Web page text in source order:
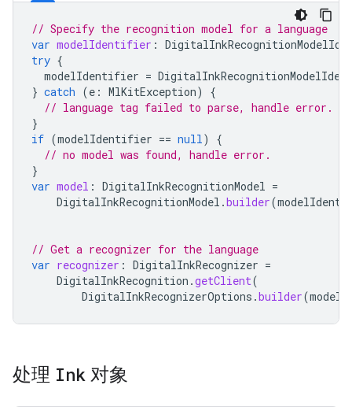
// Specify the recognition model for a language
var modelIdentifier :
try {
modelIdentifier =
} catch (e : MlKitException)
{
// language tag failed to parse, handle error.
}
if (modelIdentifier == null)
{
// no model was found, handle error.
}
var model : DigitalInkRecognitionModel =
DigitalInkRecognitionModel .builder(
// Get a recognizer for the language
var recognizer : DigitalInkRecognizer =
DigitalInkRecognition .getClient(
DigitalInkRecognizerOptions .builder(model
处理 Ink 对象